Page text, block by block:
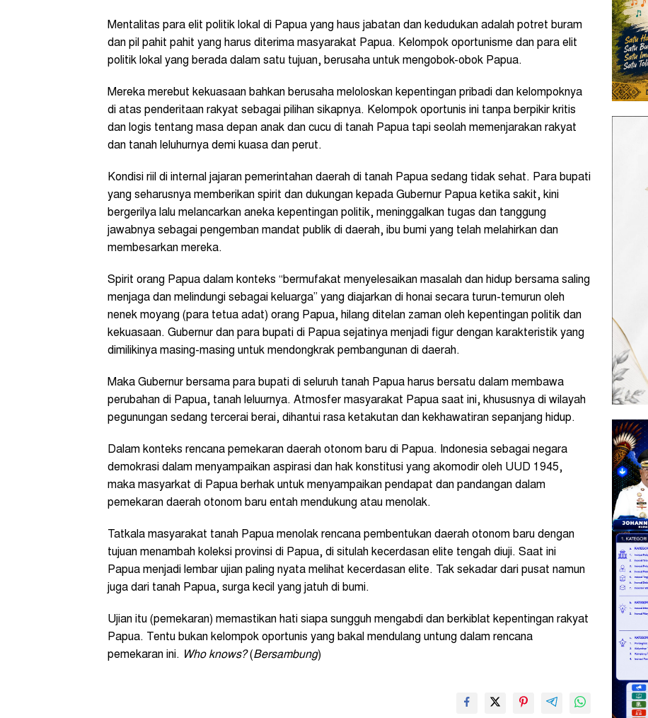
Mentalitas para elit politik lokal di Papua yang haus jabatan dan kedudukan adalah potret buram
dan pil pahit pahit yang harus diterima masyarakat Papua. Kelompok oportunisme dan para elit
politik lokal yang berada dalam satu tujuan, berusaha untuk mengobok-obok Papua.
Mereka merebut kekuasaan bahkan berusaha meloloskan kepentingan pribadi dan kelompoknya
di atas penderitaan rakyat sebagai pilihan sikapnya. Kelompok oportunis ini tanpa berpikir kritis
dan logis tentang masa depan anak dan cucu di tanah Papua tapi seolah memenjarakan rakyat
dan tanah leluhurnya demi kuasa dan perut.
Kondisi riil di internal jajaran pemerintahan daerah di tanah Papua sedang tidak sehat. Para bupati
yang seharusnya memberikan spirit dan dukungan kepada Gubernur Papua ketika sakit, kini
bergerilya lalu melancarkan aneka kepentingan politik, meninggalkan tugas dan tanggung
jawabnya sebagai pengemban mandat publik di daerah, ibu bumi yang telah melahirkan dan
membesarkan mereka.
Spirit orang Papua dalam konteks “bermufakat menyelesaikan masalah dan hidup bersama saling
menjaga dan melindungi sebagai keluarga” yang diajarkan di honai secara turun-temurun oleh
nenek moyang (para tetua adat) orang Papua, hilang ditelan zaman oleh kepentingan politik dan
kekuasaan. Gubernur dan para bupati di Papua sejatinya menjadi figur dengan karakteristik yang
dimilikinya masing-masing untuk mendongkrak pembangunan di daerah.
Maka Gubernur bersama para bupati di seluruh tanah Papua harus bersatu dalam membawa
perubahan di Papua, tanah leluurnya. Atmosfer masyarakat Papua saat ini, khususnya di wilayah
pegunungan sedang tercerai berai, dihantui rasa ketakutan dan kekhawatiran sepanjang hidup.
Dalam konteks rencana pemekaran daerah otonom baru di Papua. Indonesia sebagai negara
demokrasi dalam menyampaikan aspirasi dan hak konstitusi yang akomodir oleh UUD 1945,
maka masyarkat di Papua berhak untuk menyampaikan pendapat dan pandangan dalam
pemekaran daerah otonom baru entah mendukung atau menolak.
Tatkala masyarakat tanah Papua menolak rencana pembentukan daerah otonom baru dengan
tujuan menambah koleksi provinsi di Papua, di situlah kecerdasan elite tengah diuji. Saat ini
Papua menjadi lembar ujian paling nyata melihat kecerdasan elite. Tak sekadar dari pusat namun
juga dari tanah Papua, surga kecil yang jatuh di bumi.
Ujian itu (pemekaran) memastikan hati siapa sungguh mengabdi dan berkiblat kepentingan rakyat
Papua. Tentu bukan kelompok oportunis yang bakal mendulang untung dalam rencana
pemekaran ini. Who knows?(Bersambung)